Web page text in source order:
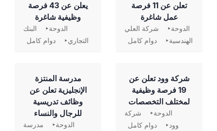
تعلن عن 11 فرصة
عمل شاغرة
الدوحة
شركة العلي
الهندسية
دوام كامل
يعلن عن 43 فرصة
وظيفية شاغرة
الدوحة
البنك
التجاري
دوام كامل
شركة وود تعلن عن
19 فرصة وظيفية
لمختلف التخصصات
الدوحة
شركة
وود
دوام كامل
مدرسة المنتزة
الإنجليزية تعلن عن
وظائف تدريسية
للرجال والنساء
الدوحة
مدرسة